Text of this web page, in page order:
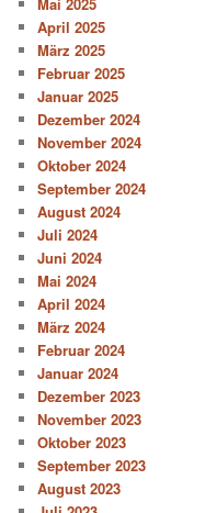
April 2025
März 2025
Februar 2025
Januar 2025
Dezember 2024
November 2024
Oktober 2024
September 2024
August 2024
Juli 2024
Juni 2024
Mai 2024
April 2024
März 2024
Februar 2024
Januar 2024
Dezember 2023
November 2023
Oktober 2023
September 2023
August 2023